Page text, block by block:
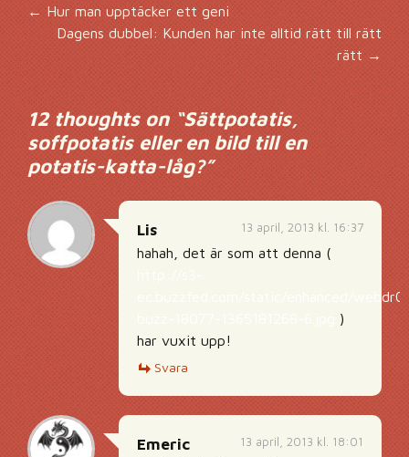
Inläggsnavigering
←Hur man upptäcker ett geni
Dagens dubbel: Kunden har inte alltid rätt till rätt
rätt→
12 thoughts on “Sättpotatis,
soffpotatis eller en bild till en
potatis-katta-låg?”
13 april, 2013 kl. 16:37
Lis
hahah, det är som att denna (
ec.buzzfed.com/static/enhanced/
)
har vuxit upp!
Svara
13 april, 2013 kl. 18:01
Emeric